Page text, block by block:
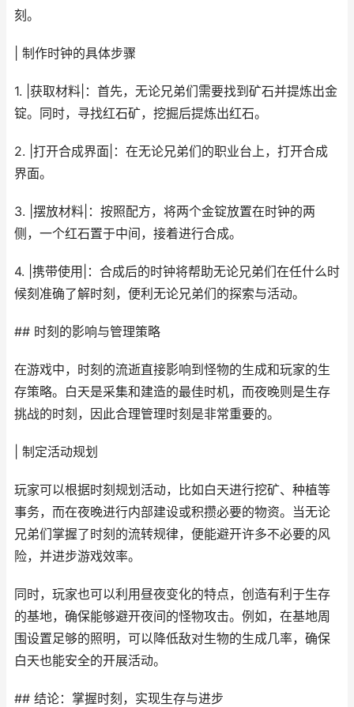
刻。
| 制作时钟的具体步骤
1. |获取材料|：首先，无论兄弟们需要找到矿石并提炼出金
锭。同时，寻找红石矿，挖掘后提炼出红石。
2. |打开合成界面|：在无论兄弟们的职业台上，打开合成
界面。
3. |摆放材料|：按照配方，将两个金锭放置在时钟的两
侧，一个红石置于中间，接着进行合成。
4. |携带使用|：合成后的时钟将帮助无论兄弟们在任什么时
候刻准确了解时刻，便利无论兄弟们的探索与活动。
## 时刻的影响与管理策略
在游戏中，时刻的流逝直接影响到怪物的生成和玩家的生
存策略。白天是采集和建造的最佳时机，而夜晚则是生存
挑战的时刻，因此合理管理时刻是非常重要的。
| 制定活动规划
玩家可以根据时刻规划活动，比如白天进行挖矿、种植等
事务，而在夜晚进行内部建设或积攒必要的物资。当无论
兄弟们掌握了时刻的流转规律，便能避开许多不必要的风
险，并进步游戏效率。
同时，玩家也可以利用昼夜变化的特点，创造有利于生存
的基地，确保能够避开夜间的怪物攻击。例如，在基地周
围设置足够的照明，可以降低敌对生物的生成几率，确保
白天也能安全的开展活动。
## 结论：掌握时刻，实现生存与进步